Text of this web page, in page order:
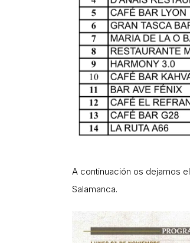
A continuación os dejamos
Salamanca.